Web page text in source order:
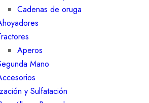
Cadenas de oruga
Aperos
Mano
y Sulfatación